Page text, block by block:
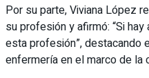
Por su parte, Viviana López
su profesión y afirmó: “Si
esta profesión”, destacando
enfermería en el marco de la